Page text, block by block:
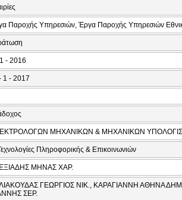
Παροχής Υπηρεσιών, Έργα Παροχής Υπηρεσιών
- 2016
1 - 2017
ΜΗΧΑΝΙΚΩΝ & ΜΗΧΑΝΙΚΩΝ
Πληροφορικής & Επικοινωνιών
ΜΗΝΑΣ ΧΑΡ.
ΓΕΩΡΓΙΟΣ ΝΙΚ., ΚΑΡΑΓΙΑΝΝΗ ΑΘΗΝΑ
ΣΕΡ.